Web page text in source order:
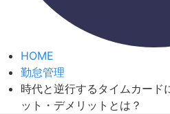
HOME
勤怠管理
時代と逆行するタイムカード
ット・デメリットとは？